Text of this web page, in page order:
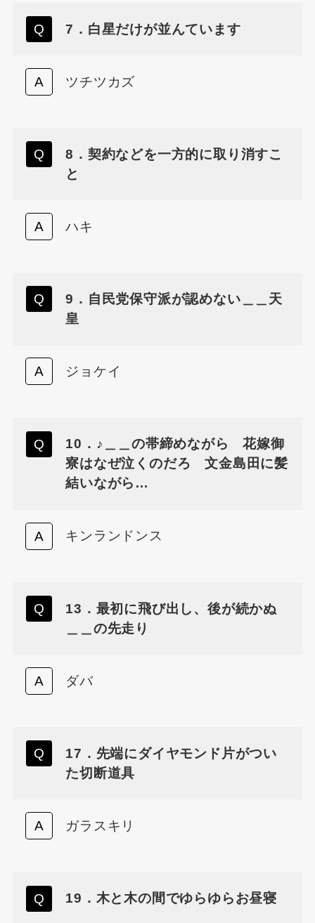
7．白星だけが並んています
ツチツカズ
8．契約などを一方的に取り消すこ
と
ハキ
9．自民党保守派が認めない＿＿天
皇
ジョケイ
10．♪＿＿の帯締めながら 花嫁御
寮はなぜ泣くのだろ 文金島田に髪
結いながら…
キンランドンス
13．最初に飛び出し、後が続かぬ
＿＿の先走り
ダバ
17．先端にダイヤモンド片がつい
た切断道具
ガラスキリ
19．木と木の間でゆらゆらお昼寝